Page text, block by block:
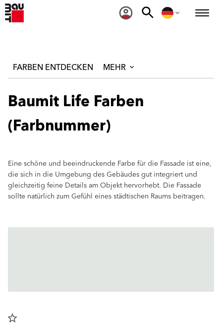
FARBEN ENTDECKEN MEHR
Baumit Life Farben
(Farbnummer)
Eine schöne und beeindruckende Farbe für die Fassade ist eine,
die sich in die Umgebung des Gebäudes gut integriert und
gleichzeitig feine Details am Objekt hervorhebt. Die Fassade
sollte natürlich zum Gefühl eines städtischen Raums beitragen.
star_border